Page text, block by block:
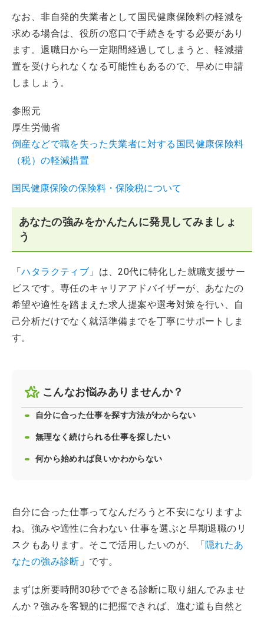
なお、非自発的失業者として国民健康保険料の軽減を
求める場合は、役所の窓口で手続きをする必要があり
ます。退職日から一定期間経過してしまうと、軽減措
置を受けられなくなる可能性もあるので、早めに申請
しましょう。
参照元
厚生労働省
倒産などで職を失った失業者に対する国民健康保険料
（税）の軽減措置
国民健康保険の保険料・保険税について
あなたの強みをかんたんに発見してみましょ
う
「ハタラクティブ 」は、20代に特化した就職支援サー
ビスです。専任のキャリアアドバイザーが、あなたの
希望や適性を踏まえた求人提案や選考対策を行い、自
己分析だけでなく就活準備までを丁寧にサポートしま
す。
こんなお悩みありませんか？
自分に合った仕事を探す方法がわからない
無理なく続けられる仕事を探したい
何から始めれば良いかわからない
自分に合った仕事ってなんだろうと不安になりますよ
ね。強みや適性に合わない 仕事を選ぶと早期退職のリ
スクもあります。そこで活用したいのが、「隠れたあ
なたの強み診断 」です。
まずは所要時間30秒でできる診断に取り組んでみませ
んか？強みを客観的に把握できれば、進む道も自然と